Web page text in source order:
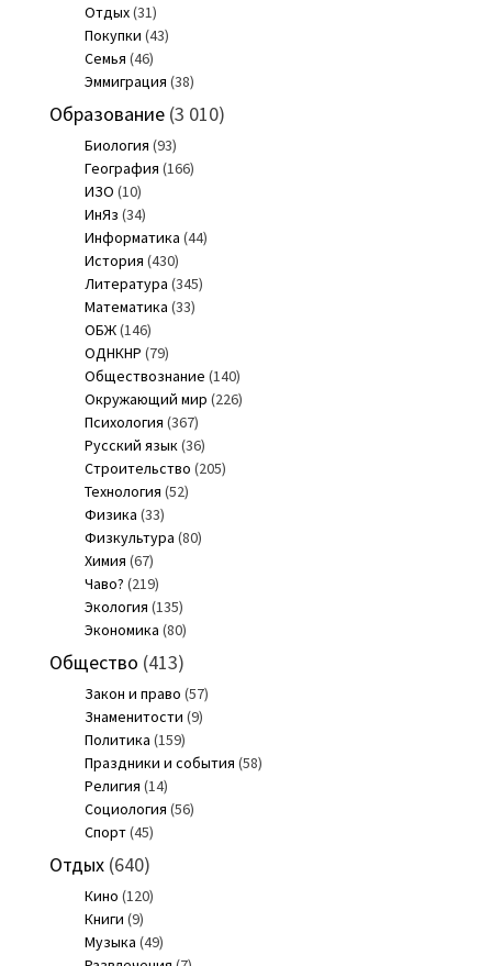
Отдых(31)
Покупки (43)
Семья (46)
Эммиграция (38)
Образование(3 010)
Биология (93)
География (166)
ИЗО (10)
ИнЯз (34)
Информатика (44)
История (430)
Литература (345)
Математика (33)
ОБЖ(146)
ОДНКНР (79)
Обществознание (140)
Окружающий мир (226)
Психология (367)
Русский язык(36)
Строительство (205)
Технология (52)
Физика (33)
Физкультура (80)
Химия (67)
Чаво? (219)
Экология (135)
Экономика (80)
Общество (413)
Закон и право (57)
Знаменитости (9)
Политика (159)
Праздники и события (58)
Религия (14)
Социология (56)
Спорт(45)
Отдых(640)
Кино (120)
Книги (9)
Музыка (49)